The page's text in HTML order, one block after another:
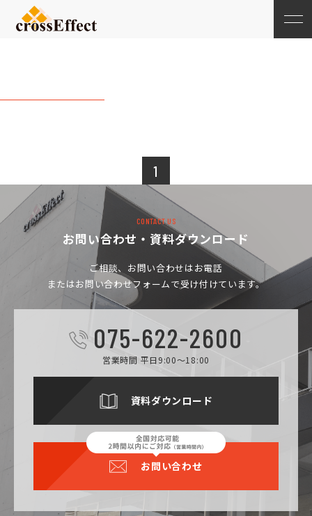
1
CONTACT US
お問い合わせ・資料ダウンロード
ご相談、お問い合わせはお電話
またはお問い合わせフォームで受け付けています。
075-622-2600
営業時間 平日9:00～18:00
資料ダウンロード
お問い合わせ